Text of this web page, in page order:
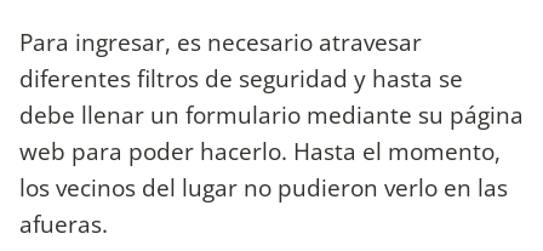
Para ingresar, es necesario atravesar
diferentes filtros de seguridad y hasta se
debe llenar un formulario mediante su página
web para poder hacerlo. Hasta el momento,
los vecinos del lugar no pudieron verlo en las
afueras.